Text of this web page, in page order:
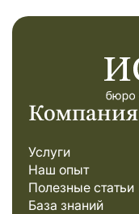
Компания
Услуги
Наш опыт
Полезные статьи
База знаний